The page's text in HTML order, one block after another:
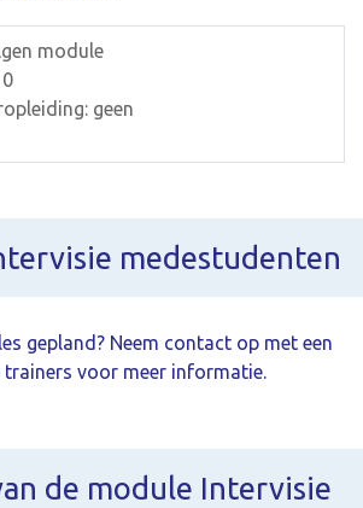
module
geen
medestudenten
gepland? Neem contact op met een
voor meer informatie.
de module Intervisie